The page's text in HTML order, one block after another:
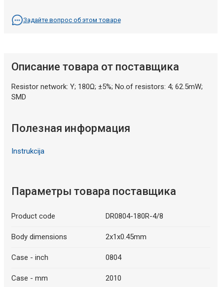
Задайте вопрос об этом товаре
Описание товара от поставщика
Resistor network: Y; 180Ω; ±5%; No.of resistors: 4; 62.5mW;
SMD
Полезная информация
Instrukcija
Параметры товара поставщика
Product code DR0804-180R-4/8
Body dimensions 2x1x0.45mm
Case - inch 0804
Case - mm 2010